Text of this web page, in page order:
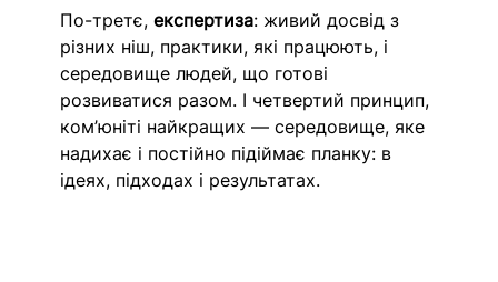
По-третє, експертиза: живий досвід з
різних ніш, практики, які працюють, і
середовище людей, що готові
розвиватися разом. І четвертий принцип,
ком’юніті найкращих — середовище, яке
надихає і постійно підіймає планку: в
ідеях, підходах і результатах.